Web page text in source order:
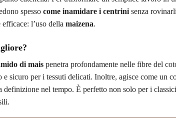
spesso come inamidare i centrini senza
l’uso della maizena.
di mais penetra profondamente nelle fibre del
sicuro per i tessuti delicati. Inoltre, agisce come un
nel tempo. È perfetto non solo per i